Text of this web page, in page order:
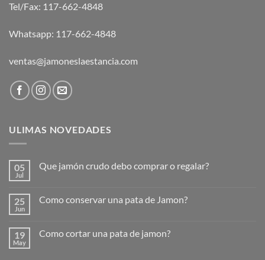
Tel/Fax: 117-662-4848
Whatsapp: 117-662-4848
ventas@jamoneslaestancia.com
ULIMAS NOVEDADES
05
Jul
Que jamón crudo debo comprar o regalar?
25
Jun
Como conservar una pata de Jamon?
19
May
Como cortar una pata de jamon?